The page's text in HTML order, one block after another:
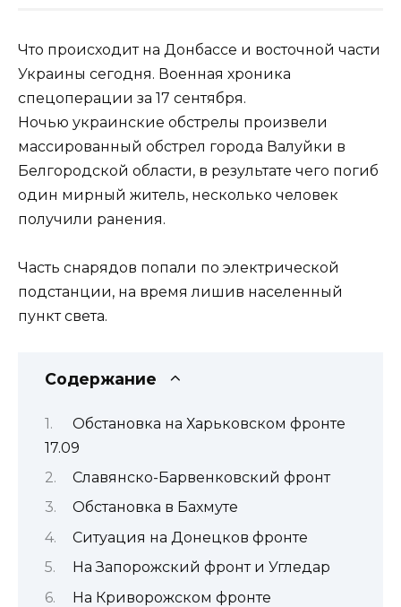
Что происходит на Донбассе и восточной части
Украины сегодня. Военная хроника
спецоперации за 17 сентября.
Ночью украинские обстрелы произвели
массированный обстрел города Валуйки в
Белгородской области, в результате чего погиб
один мирный житель, несколько человек
получили ранения.
Часть снарядов попали по электрической
подстанции, на время лишив населенный
пункт света.
Содержание
Обстановка на Харьковском фронте
17.09
Славянско-Барвенковский фронт
Обстановка в Бахмуте
Ситуация на Донецков фронте
На Запорожский фронт и Угледар
На Криворожском фронте